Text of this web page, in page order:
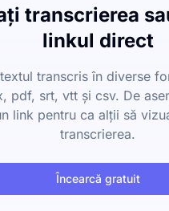
transcrierea
linkul direct
transcris în diverse
pdf, srt, vtt și csv. De
link pentru ca alții să
transcrierea.
Încearcă gratuit